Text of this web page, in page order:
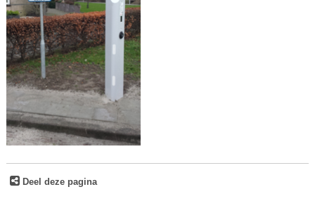
Deel deze pagina